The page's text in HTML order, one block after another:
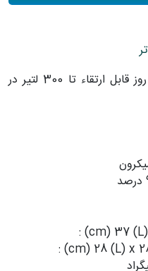
میزان تولید : 200 لیتر در شبانه روز قابل ارتقاء تا 300 لتیر در
: (cm) 37
: (cm) 28 (L) x